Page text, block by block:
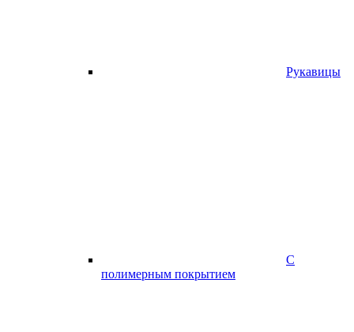
Рукавицы
С
полимерным покрытием